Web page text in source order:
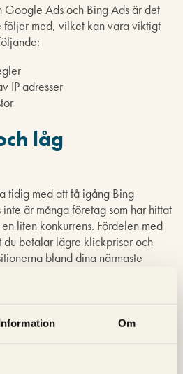
Om
Ads och Bing Ads är det
följer med, vilket kan vara viktigt
IP adresser
låg
tidig med att få igång Bing
är många företag som har hittat
liten konkurrens. Fördelen med
du betalar lägre klickpriser och
bland dina närmaste
till och med ensam om att
i beaktning är att du givetvis inte
trafik från Bing Shopping